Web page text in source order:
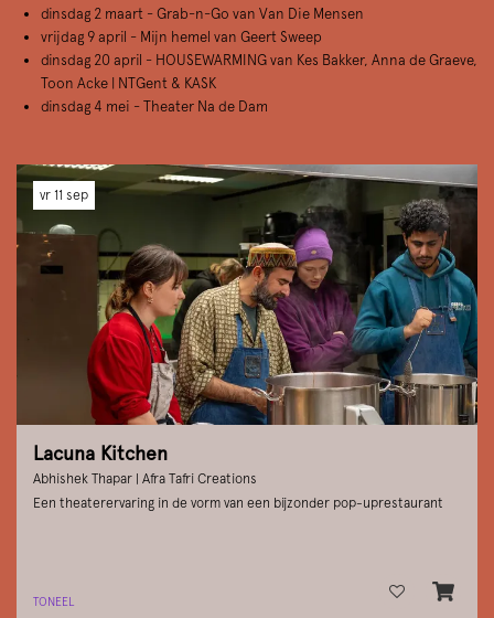
dinsdag 2 maart - Grab-n-Go van Van Die Mensen
vrijdag 9 april - Mijn hemel van Geert Sweep
dinsdag 20 april - HOUSEWARMING van Kes Bakker, Anna de Graeve,
Toon Acke | NTGent & KASK
dinsdag 4 mei - Theater Na de Dam
Lacuna Kitchen
Abhishek Thapar | Afra Tafri Creations
Een theaterervaring in de vorm van een bijzonder pop-uprestaurant
vr 11 sep
TONEEL